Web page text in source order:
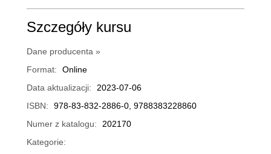
Szczegóły kursu
Dane producenta »
Format:
Online
Data aktualizacji:
2023-07-06
ISBN:
978-83-832-2886-0, 9788383228860
Numer z katalogu:
202170
Kategorie: